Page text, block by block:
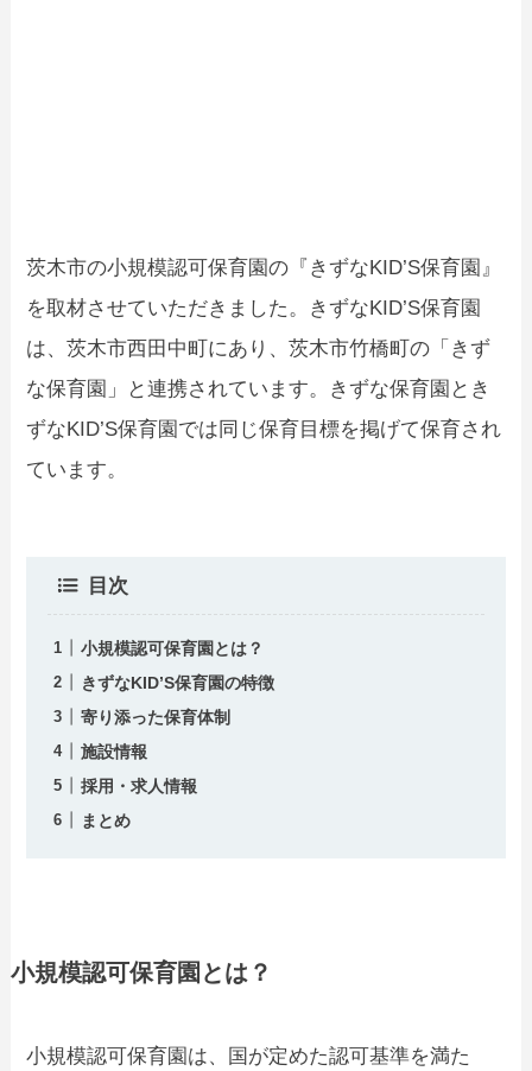
茨木市の小規模認可保育園の『きずなKID’S保育園』
を取材させていただきました。きずなKID’S保育園
は、茨木市西田中町にあり、茨木市竹橋町の「きず
な保育園」と連携されています。きずな保育園とき
ずなKID’S保育園では同じ保育目標を掲げて保育され
ています。
目次
小規模認可保育園とは？
きずなKID’S保育園の特徴
寄り添った保育体制
施設情報
採用・求人情報
まとめ
小規模認可保育園とは？
小規模認可保育園は、国が定めた認可基準を満た